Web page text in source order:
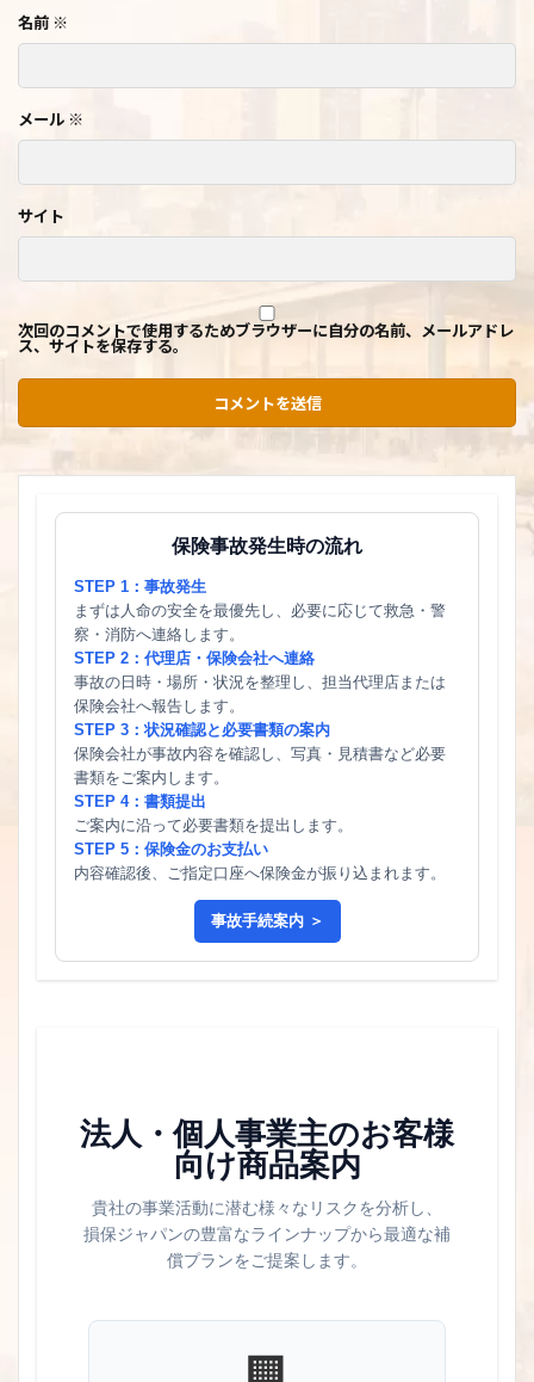
名前 ※
メール ※
サイト
次回のコメントで使用するためブラウザーに自分の名前、メールアドレ
ス、サイトを保存する。
保険事故発生時の流れ
STEP 1：事故発生
まずは人命の安全を最優先し、必要に応じて救急・警
察・消防へ連絡します。
STEP 2：代理店・保険会社へ連絡
事故の日時・場所・状況を整理し、担当代理店または
保険会社へ報告します。
STEP 3：状況確認と必要書類の案内
保険会社が事故内容を確認し、写真・見積書など必要
書類をご案内します。
STEP 4：書類提出
ご案内に沿って必要書類を提出します。
STEP 5：保険金のお支払い
内容確認後、ご指定口座へ保険金が振り込まれます。
事故手続案内 ＞
法人・個人事業主のお客様
向け商品案内
貴社の事業活動に潜む様々なリスクを分析し、
損保ジャパンの豊富なラインナップから最適な補
償プランをご提案します。